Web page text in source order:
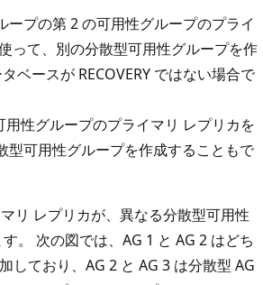
ープの第 2 の可用性グループのプライ
って、別の分散型可用性グループを作
ベースが RECOVERY ではない場合で
用性グループのプライマリ レプリカを
型可用性グループを作成することもで
リ レプリカが、異なる分散型可用性
。 次の図では、AG 1 と AG 2 はどち
しており、AG 2 と AG 3 は分散型 AG